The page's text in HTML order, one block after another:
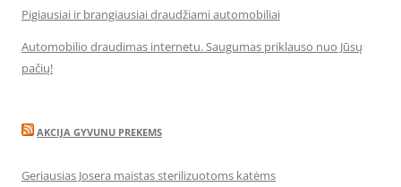
Pigiausiai ir brangiausiai draudžiami automobiliai
Automobilio draudimas internetu. Saugumas priklauso nuo Jūsų
pačių!
AKCIJA GYVUNU PREKEMS
Geriausias Josera maistas sterilizuotoms katėms